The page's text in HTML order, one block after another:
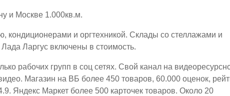
и Москве 1.000кв.м.
и оргтехникой. Склады со стеллажами и
Ларгус включены в стоимость.
рабочих групп в соц сетях. Свой канал на
Магазин на ВБ более 450 товаров, 60.000 оценок,
Яндекс Маркет более 500 карточек товаров. Около 20